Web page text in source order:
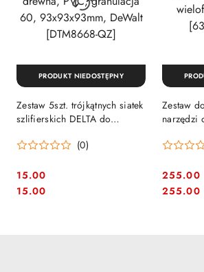
Zestaw 5szt. trójkątnych siatek
szlifierskich DELTA do
93x93x93mm, DeWalt
(0)
Cena:
15.00
Cena:
15.00
PRODUKT NIEDOSTĘPNY
Zestaw
narzędzi
Cena:
255.00
Cena:
255.00